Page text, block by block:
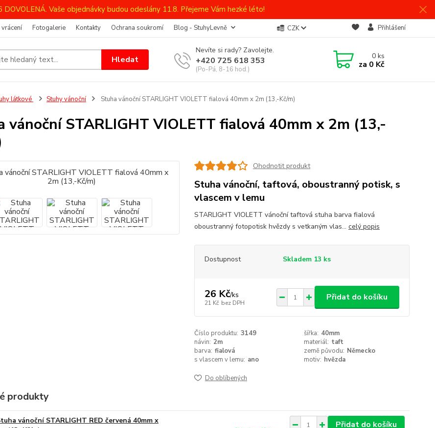
DOVOLENÁ. Vaše objednávky budou odeslány 11.8. Přejeme Vám hezké léto!
Fotogalerie Kontakty Ochrana soukromí Blog - StuhyLevně CZK Přihlášení
Hledat
Nevíte si rady? Zavolejte.
+420 725 618 353
(Po-Pá, 8-16 hod.)
0ks
za 0 Kč
látkové Stuhy vánoční Stuha vánoční STARLIGHT VIOLETT fialová 40mm x 2m (13,-Kč/m)
vánoční STARLIGHT VIOLETT fialová 40mm x 2m (13,-
Ohodnotit produkt
Stuha vánoční, taftová, oboustranný potisk, s
vlascem v lemu
STARLIGHT VIOLETT vánoční taftová stuha barva fialová
oboustranný fotopotisk hvězdy s vetkaným vlas... celý popis
Dostupnost Skladem 13 ks
26 Kč/ks
21 Kč bez DPH
Přidat do košíku
Číslo produktu: 3149 šířka: 40mm
návin: 2m materiál: taft
barva: fialová země původu: Německo
s vlascem v lemu: ano motiv: hvězda
Do oblíbených
produkty
vánoční STARLIGHT RED červená 40mm x
Přidat do košíku